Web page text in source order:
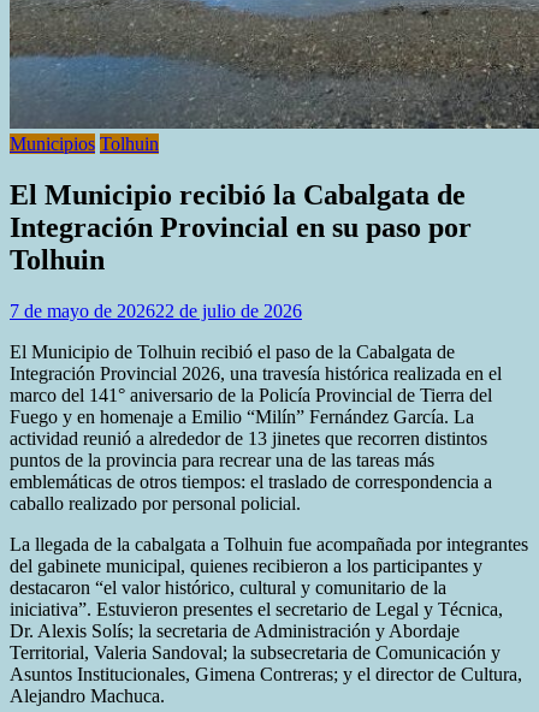
Municipios Tolhuin
El Municipio recibió la Cabalgata de
Integración Provincial en su paso por
Tolhuin
7 de mayo de 202622 de julio de 2026
El Municipio de Tolhuin recibió el paso de la Cabalgata de
Integración Provincial 2026, una travesía histórica realizada en el
marco del 141° aniversario de la Policía Provincial de Tierra del
Fuego y en homenaje a Emilio “Milín” Fernández García. La
actividad reunió a alrededor de 13 jinetes que recorren distintos
puntos de la provincia para recrear una de las tareas más
emblemáticas de otros tiempos: el traslado de correspondencia a
caballo realizado por personal policial.
La llegada de la cabalgata a Tolhuin fue acompañada por integrantes
del gabinete municipal, quienes recibieron a los participantes y
destacaron “el valor histórico, cultural y comunitario de la
iniciativa”. Estuvieron presentes el secretario de Legal y Técnica,
Dr. Alexis Solís; la secretaria de Administración y Abordaje
Territorial, Valeria Sandoval; la subsecretaria de Comunicación y
Asuntos Institucionales, Gimena Contreras; y el director de Cultura,
Alejandro Machuca.